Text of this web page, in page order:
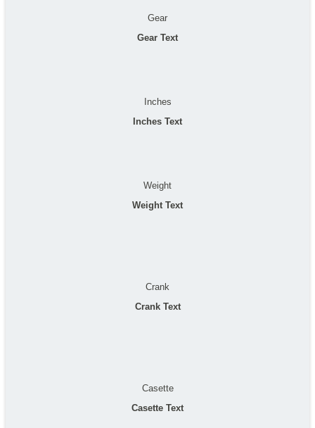
Gear
Gear Text
Inches
Inches Text
Weight
Weight Text
Crank
Crank Text
Casette
Casette Text